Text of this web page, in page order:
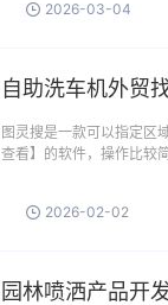
2026-03-04
自助洗车机外贸
图灵搜是一款可以指定区
查看】的软件，操作比较
2026-02-02
园林喷洒产品开